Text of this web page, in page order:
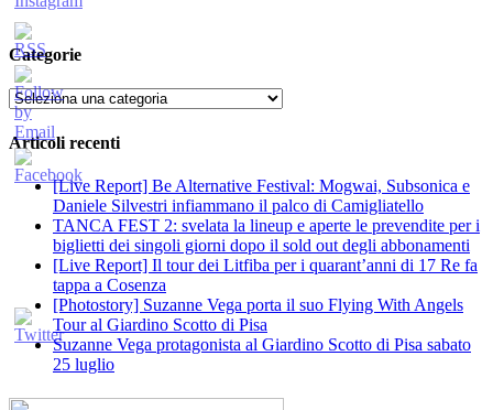
Categorie
Categorie
Articoli recenti
[Live Report] Be Alternative Festival: Mogwai, Subsonica e
Daniele Silvestri infiammano il palco di Camigliatello
TANCA FEST 2: svelata la lineup e aperte le prevendite per i
biglietti dei singoli giorni dopo il sold out degli abbonamenti
[Live Report] Il tour dei Litfiba per i quarant’anni di 17 Re fa
tappa a Cosenza
[Photostory] Suzanne Vega porta il suo Flying With Angels
Tour al Giardino Scotto di Pisa
Suzanne Vega protagonista al Giardino Scotto di Pisa sabato
25 luglio